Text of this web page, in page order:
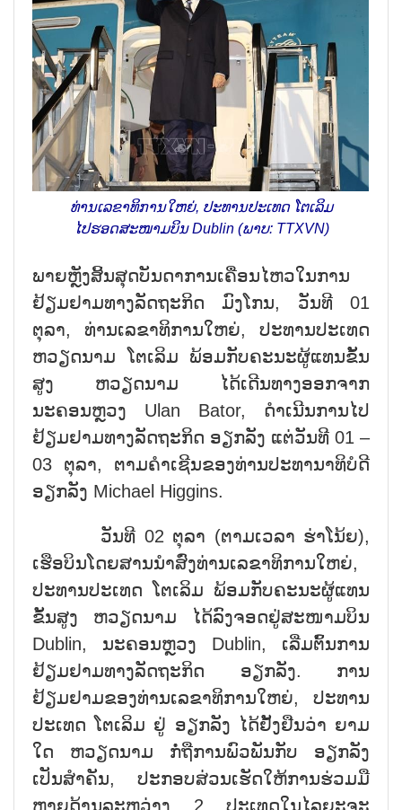
ທ່ານເລຂາທິການໃຫຍ່, ປະທານປະເທດ ໂຕເລິມ
ໄປຮອດສະໜາມບິນ Dublin (ພາບ: TTXVN)
ພາຍຫຼັງສິ້ນສຸດບັນດາການເຄື່ອນໄຫວໃນການ
ຢ້ຽມຢາມທາງລັດຖະກິດ ມົງໂກນ, ວັນທີ 01
ຕຸລາ, ທ່ານເລຂາທິການໃຫຍ່, ປະທານປະເທດ
ຫວຽດນາມ ໂຕເລິມ ພ້ອມກັບຄະນະຜູ້ແທນຂັ້ນ
ສູງ ຫວຽດນາມ ໄດ້ເດີນທາງອອກຈາກ
ນະຄອນຫຼວງ Ulan Bator, ດຳເນີນການໄປ
ຢ້ຽມຢາມທາງລັດຖະກິດ ອຽກລັງ ແຕ່ວັນທີ 01 –
03 ຕຸລາ, ຕາມຄຳເຊີນຂອງທ່ານປະທານາທິບໍດີ
ອຽກລັງ Michael Higgins.
ວັນທີ 02 ຕຸລາ (ຕາມເວລາ ຮ່າໂນ້ຍ),
ເຮືອບິນໂດຍສານນຳສົ່ງທ່ານເລຂາທິການໃຫຍ່,
ປະທານປະເທດ ໂຕເລິມ ພ້ອມກັບຄະນະຜູ້ແທນ
ຂັ້ນສູງ ຫວຽດນາມ ໄດ້ລົງຈອດຢູ່ສະໜາມບິນ
Dublin, ນະຄອນຫຼວງ Dublin, ເລີ່ມຕົ້ນການ
ຢ້ຽມຢາມທາງລັດຖະກິດ ອຽກລັງ. ການ
ຢ້ຽມຢາມຂອງທ່ານເລຂາທິການໃຫຍ່, ປະທານ
ປະເທດ ໂຕເລິມ ຢູ່ ອຽກລັງ ໄດ້ຢັ້ງຢືນວ່າ ຍາມ
ໃດ ຫວຽດນາມ ກໍ່ຖືການພົວພັນກັບ ອຽກລັງ
ເປັນສຳຄັນ, ປະກອບສ່ວນເຮັດໃຫ້ການຮ່ວມມື
ຫຼາຍດ້ານລະຫວ່າງ 2 ປະເທດໃນໄລຍະຈະ